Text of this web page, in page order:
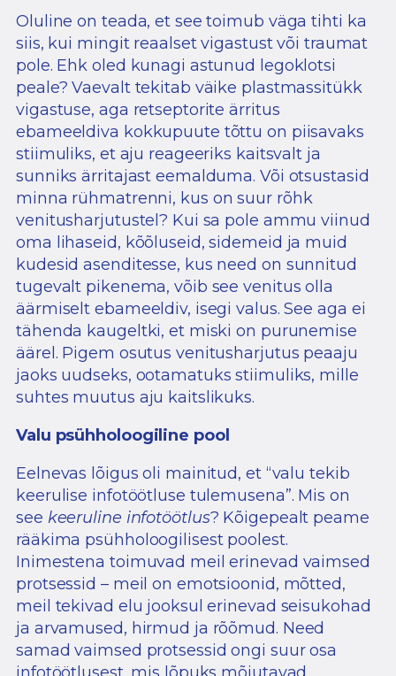
Oluline on teada, et see toimub väga tihti ka
siis, kui mingit reaalset vigastust või traumat
pole. Ehk oled kunagi astunud legoklotsi
peale? Vaevalt tekitab väike plastmassitükk
vigastuse, aga retseptorite ärritus
ebameeldiva kokkupuute tõttu on piisavaks
stiimuliks, et aju reageeriks kaitsvalt ja
sunniks ärritajast eemalduma. Või otsustasid
minna rühmatrenni, kus on suur rõhk
venitusharjutustel? Kui sa pole ammu viinud
oma lihaseid, kõõluseid, sidemeid ja muid
kudesid asenditesse, kus need on sunnitud
tugevalt pikenema, võib see venitus olla
äärmiselt ebameeldiv, isegi valus. See aga ei
tähenda kaugeltki, et miski on purunemise
äärel. Pigem osutus venitusharjutus peaaju
jaoks uudseks, ootamatuks stiimuliks, mille
suhtes muutus aju kaitslikuks.
Valu psühholoogiline pool
Eelnevas lõigus oli mainitud, et “valu tekib
keerulise infotöötluse tulemusena”. Mis on
see keeruline infotöötlus? Kõigepealt peame
rääkima psühholoogilisest poolest.
Inimestena toimuvad meil erinevad vaimsed
protsessid – meil on emotsioonid, mõtted,
meil tekivad elu jooksul erinevad seisukohad
ja arvamused, hirmud ja rõõmud. Need
samad vaimsed protsessid ongi suur osa